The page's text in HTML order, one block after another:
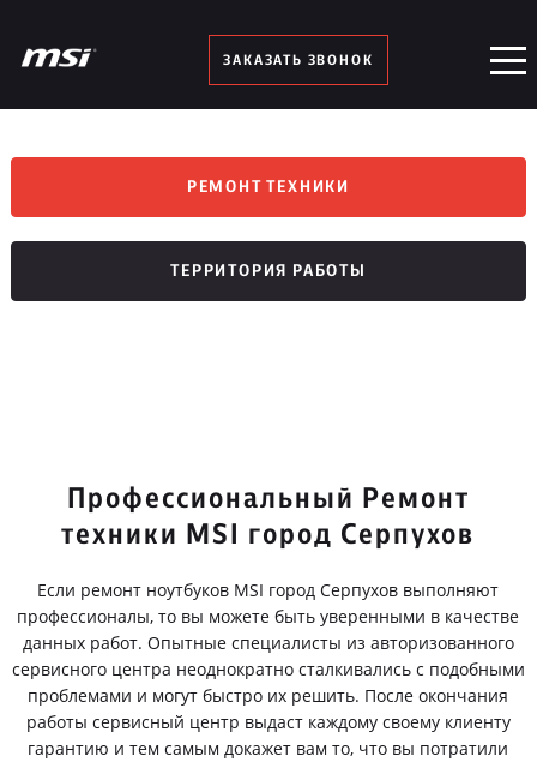
ЗАКАЗАТЬ ЗВОНОК
РЕМОНТ ТЕХНИКИ
ТЕРРИТОРИЯ РАБОТЫ
Профессиональный Ремонт
техники MSI город Серпухов
Если ремонт ноутбуков MSI город Серпухов выполняют
профессионалы, то вы можете быть уверенными в качестве
данных работ. Опытные специалисты из авторизованного
сервисного центра неоднократно сталкивались с подобными
проблемами и могут быстро их решить. После окончания
работы сервисный центр выдаст каждому своему клиенту
гарантию и тем самым докажет вам то, что вы потратили